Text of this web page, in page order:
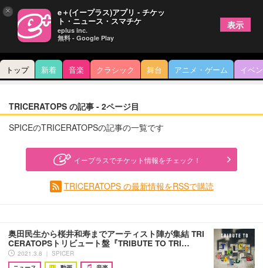
トップ 新着 音楽 クラシック 舞台 アニメ・ゲーム イベ
TRICERATOPS の記事 - 2ページ目
SPICEのTRICERATOPSの記事の一覧です
イープラスでチケット情報をチェック！
TRICERATOPS の最新情報をRSSで購読
奥田民生から桜井和寿までアーティスト陣が集結 TRI
CERATOPSトリビュート盤『TRIBUTE TO TRI…
2021.3.8 ｜ SPICER
× e＋(イープラス)アプリ - チケッ
ト・ニュース・スマチケ
eplus inc.
無料 - Google Play
表示